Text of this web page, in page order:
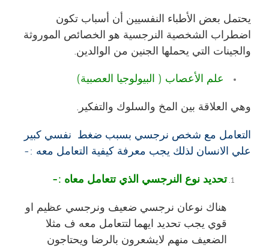
يحتمل بعض الأطباء النفسيين أن أسباب تكون
اضطراب الشخصية النرجسية هو الخصائص الموروثة
والجينات التي يحملها الجنين من الوالدين.
علم الأعصاب ( البيولوجيا العصبية)
وهي العلاقة بين المخ والسلوك والتفكير.
التعامل مع شخص نرجسي بسبب ضغط نفسي كبير
علي الانسان لذلك يجب معرفة كيفية التعامل معه :-
تحديد نوع النرجسي الذي تتعامل معاه :-
هناك نوعان نرجسي ضعيف ونرجسي عظيم او
قوي يجب تحديد ايهما لتتعامل معه ف مثلا
الضعيف منهم لايشعرون بالرضا ويحتاجون